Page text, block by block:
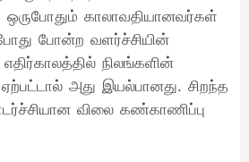
ஒருபோதும் காலாவதியானவர்கள்
போன்ற வளர்ச்சியின்
நிலங்களின்
ஏற்பட்டால் அது இயல்பானது. சிறந்த
விலை கண்காணிப்பு